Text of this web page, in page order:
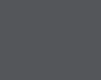
und Social Media
werden von diesen